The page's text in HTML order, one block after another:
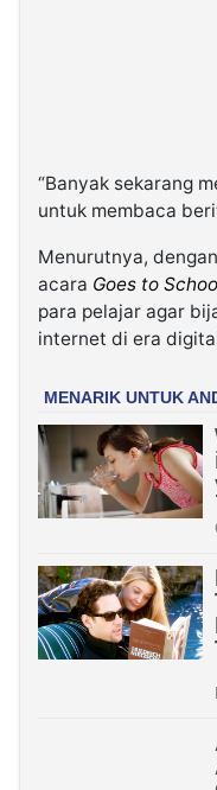
“Banyak sekarang
untuk membaca
Menurutnya,
acara Goes to
para pelajar agar
internet di era